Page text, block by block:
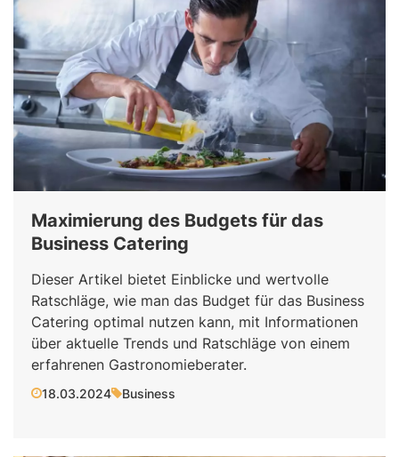
Maximierung des Budgets für das
Business Catering
Dieser Artikel bietet Einblicke und wertvolle
Ratschläge, wie man das Budget für das Business
Catering optimal nutzen kann, mit Informationen
über aktuelle Trends und Ratschläge von einem
erfahrenen Gastronomieberater.
18.03.2024 Business